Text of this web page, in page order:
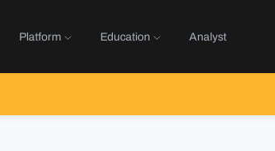
Platform Education Analyst